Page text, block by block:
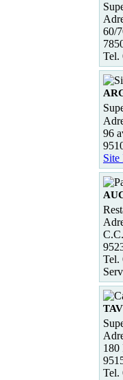
60/
Tel.
96
Site
Tel.
Tel.